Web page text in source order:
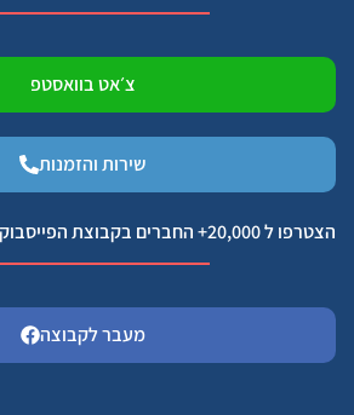
צ׳אט בוואסטפ
שירות והזמנות
הצטרפו ל 20,000+ החברים בקבוצת הפייסבוק שלנו ״מטפלים בהורים
מעבר לקבוצה